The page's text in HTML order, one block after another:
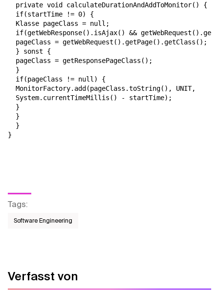
  private void calculateDurationAndAddToMonitor() {
  if(startTime != 0) {
  Klasse pageClass = null;
if(getWebResponse().isAjax() &&
  pageClass = getWebRequest().getPage().getClass();
  } sonst {
  pageClass = getResponsePageClass();
  }
  if(pageClass != null) {
  MonitorFactory.add(pageClass.toString(), UNIT,
  System.currentTimeMillis() - startTime);
  }
  }
  }
Tags:
Software Engineering
Verfasst von